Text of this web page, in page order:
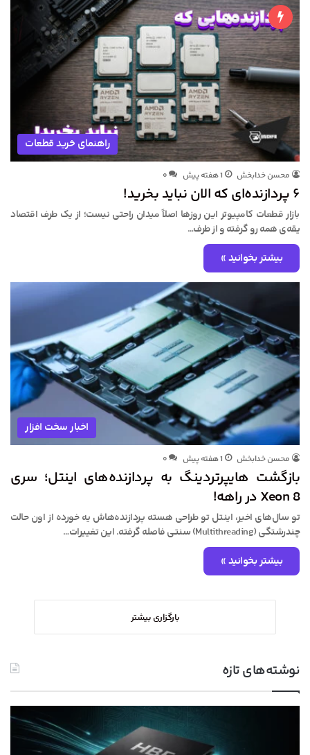
راهنمای خرید قطعات
محسن خدابخش 1 هفته پیش ۰
۶ پردازنده‌ای که الان نباید بخرید!
بازار قطعات کامپیوتر این روزها اصلاً میدان راحتی نیست؛ از یک طرف اقتصاد
یقه‌ی همه رو گرفته و از طرف…
بیشتر بخوانید »
اخبار سخت افزار
محسن خدابخش 1 هفته پیش ۰
بازگشت هایپرتردینگ به پردازنده‌های اینتل؛ سری
Xeon 8 در راهه!
تو سال‌های اخیر، اینتل تو طراحی هسته پردازنده‌هاش یه خورده از اون حالت
چندرشتگی (Multithreading) سنتی فاصله گرفته. این تغییرات…
بیشتر بخوانید »
بارگزاری بیشتر
نوشته‌های تازه